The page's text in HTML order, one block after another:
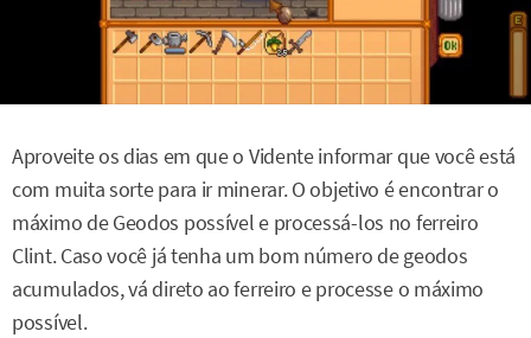
Aproveite os dias em que o Vidente informar que você está
com muita sorte para ir minerar. O objetivo é encontrar o
máximo de Geodos possível e processá-los no ferreiro
Clint. Caso você já tenha um bom número de geodos
acumulados, vá direto ao ferreiro e processe o máximo
possível.